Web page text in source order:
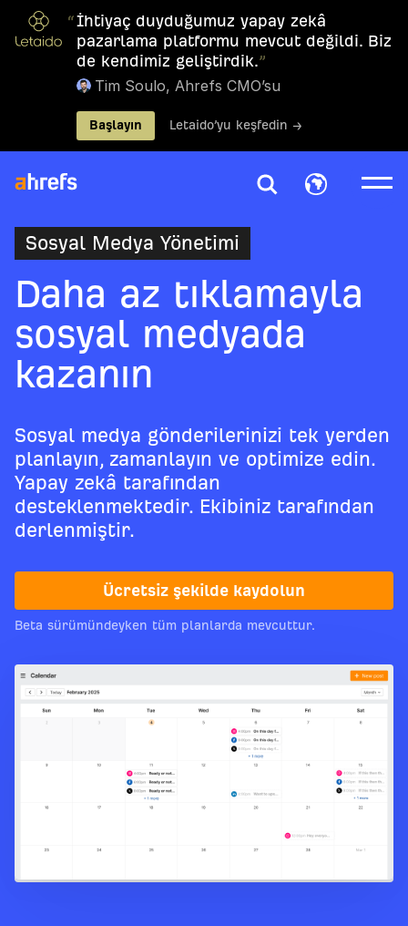
“İhtiyaç duyduğumuz yapay zekâ
pazarlama platformu mevcut değildi. Biz
de kendimiz geliştirdik.”
Tim Soulo, Ahrefs CMO’su
Başlayın Letaido’yu keşfedin →
Sosyal Medya Yönetimi
Daha az tıklamayla
sosyal medyada
kazanın
Sosyal medya gönderilerinizi tek yerden
planlayın, zamanlayın ve optimize edin.
Yapay zekâ tarafından
desteklenmektedir. Ekibiniz tarafından
derlenmiştir.
Ücretsiz şekilde kaydolun
Beta sürümündeyken tüm planlarda mevcuttur.